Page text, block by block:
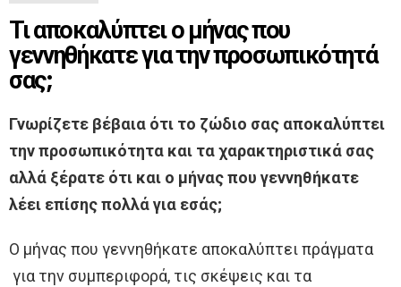
Τι αποκαλύπτει ο μήνας που
γεννηθήκατε για την προσωπικότητά
σας;
Γνωρίζετε βέβαια ότι το ζώδιο σας αποκαλύπτει
την προσωπικότητα και τα χαρακτηριστικά σας
αλλά ξέρατε ότι και ο μήνας που γεννηθήκατε
λέει επίσης πολλά για εσάς;
Ο μήνας που γεννηθήκατε αποκαλύπτει πράγματα
για την συμπεριφορά, τις σκέψεις και τα